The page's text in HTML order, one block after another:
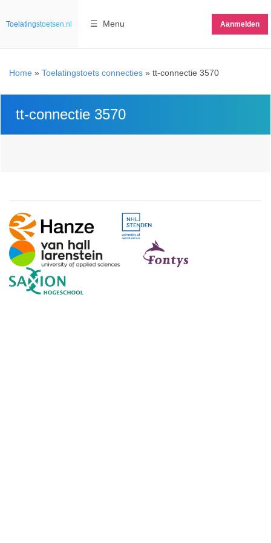
Toelatingstoetsen.nl ☰ Menu Aanmelden
Home » Toelatingstoets connecties » tt-connectie 3570
tt-connectie 3570